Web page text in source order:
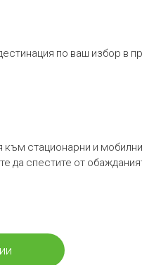
по ваш избор в
стационарни и
да спестите от